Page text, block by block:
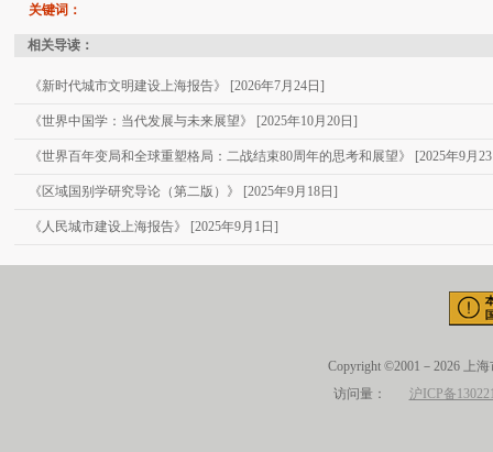
关键词：
相关导读：
《新时代城市文明建设上海报告》 [2026年7月24日]
《世界中国学：当代发展与未来展望》 [2025年10月20日]
《世界百年变局和全球重塑格局：二战结束80周年的思考和展望》 [2025年9月
《区域国别学研究导论（第二版）》 [2025年9月18日]
《人民城市建设上海报告》 [2025年9月1日]
Copyright ©2001－2026 上
访问量： 沪ICP备